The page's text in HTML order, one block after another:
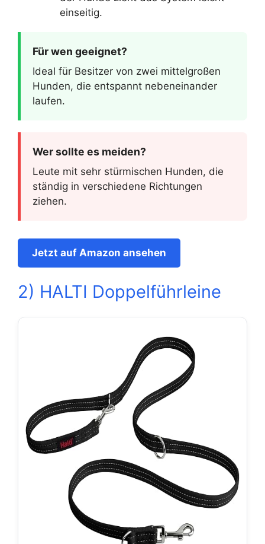
einseitig.
Für wen geeignet?
Ideal für Besitzer von zwei mittelgroßen
Hunden, die entspannt nebeneinander
laufen.
Wer sollte es meiden?
Leute mit sehr stürmischen Hunden, die
ständig in verschiedene Richtungen
ziehen.
Jetzt auf Amazon ansehen
2) HALTI Doppelführleine